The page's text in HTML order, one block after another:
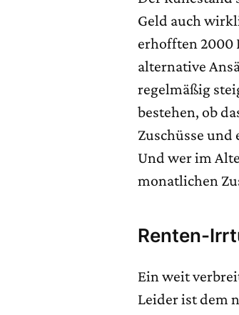
Geld auch
erhofften 2000
alternative
regelmäßig
bestehen, ob
Zuschüsse
Und wer im
monatlichen
Renten-
Ein weit
Leider ist dem